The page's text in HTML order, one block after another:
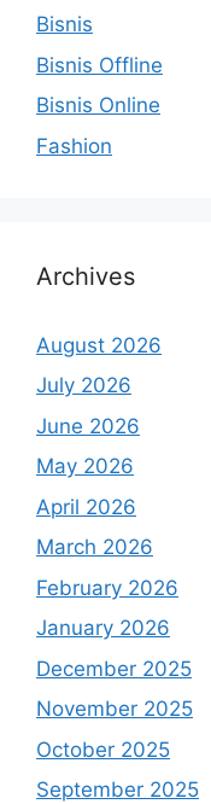
Bisnis
Bisnis Offline
Bisnis Online
Fashion
Archives
August 2026
July 2026
June 2026
May 2026
April 2026
March 2026
February 2026
January 2026
December 2025
November 2025
October 2025
September 2025